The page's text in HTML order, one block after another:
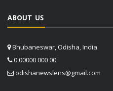
ABOUT US
Bhubaneswar, Odisha, India
0 00000 000 00
odishanewslens@gmail.com